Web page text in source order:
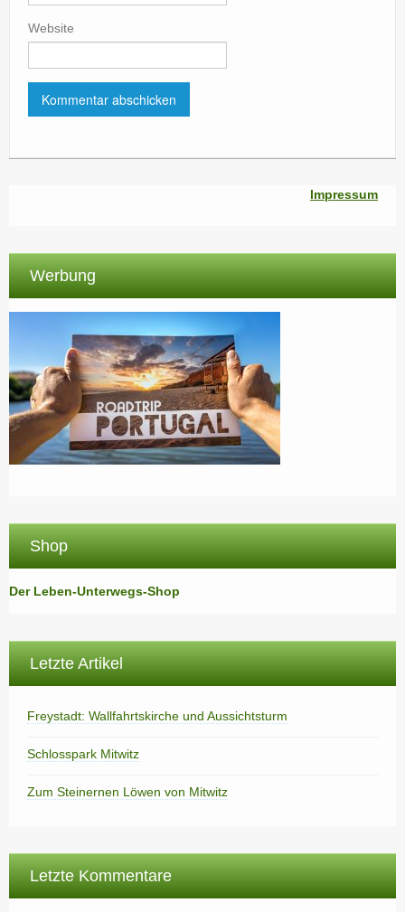
Website
Impressum
Werbung
Shop
Der Leben-Unterwegs-Shop
Letzte Artikel
Freystadt: Wallfahrtskirche und Aussichtsturm
Schlosspark Mitwitz
Zum Steinernen Löwen von Mitwitz
Letzte Kommentare